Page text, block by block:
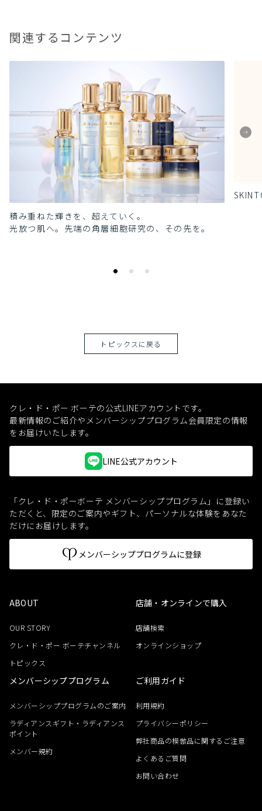
関連するコンテンツ
積み重ねた輝きを、超えていく。
光放つ肌へ。先端の角層細胞研究の、その先を。
トピックスに戻る
クレ・ド・ポー ボーテの公式LINEアカウントです。
最新情報のご紹介やメンバーシッププログラム会員限定の情報
をお届けいたします。
LINE公式アカウント
「クレ・ド・ポーボーテ メンバーシッププログラム」に登録い
ただくと、 限定のご案内やギフト、パーソナルな体験をあなた
だけにお届けします。
メンバーシッププログラムに登録
ABOUT
OUR STORY
クレ・ド・ポー ボーテチャンネル
トピックス
店舗・オンラインで購入
店舗検索
オンラインショップ
メンバーシッププログラム
メンバーシッププログラムのご案内
ラディアンスギフト・ラディアンス
ポイント
メンバー規約
ご利用ガイド
利用規約
プライバシーポリシー
弊社商品の模倣品に関するご注意
よくあるご質問
お問い合わせ